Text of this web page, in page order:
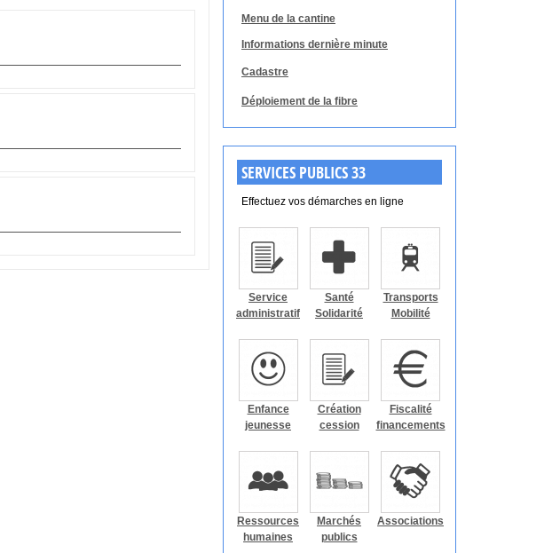
Menu de la cantine
Informations dernière minute
Cadastre
Déploiement de la fibre
SERVICES PUBLICS 33
Effectuez vos démarches en ligne
Service
administratif
Enfance
jeunesse
Ressources
humaines
Santé
Solidarité
Création
cession
Marchés
publics
Transports
Mobilité
Fiscalité
financements
Associations